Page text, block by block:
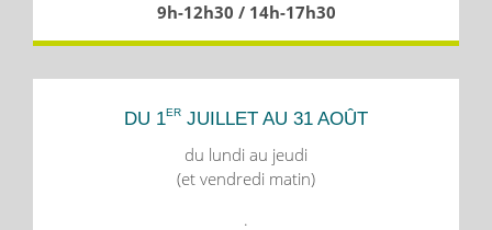
9h-12h30 / 14h-17h30
DU 1ER JUILLET AU 31 AOÛT
du lundi au jeudi
(et vendredi matin)
.